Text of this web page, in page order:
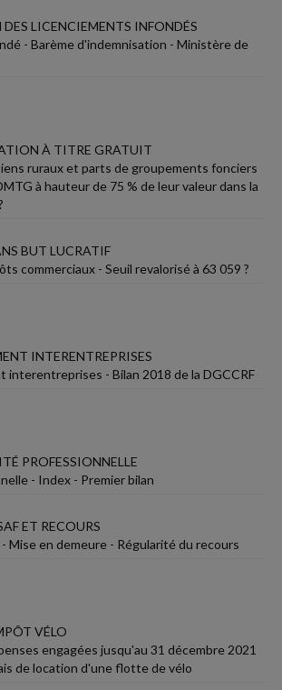
LICENCIEMENTS INFONDÉS
- Barème d'indemnisation - Ministère de
À TITRE GRATUIT
ruraux et parts de groupements fonciers
à hauteur de 75 % de leur valeur dans la
BUT LUCRATIF
commerciaux - Seuil revalorisé à 63 059 ?
INTERENTREPRISES
interentreprises - Bilan 2018 de la DGCCRF
PROFESSIONNELLE
- Index - Premier bilan
ET RECOURS
Mise en demeure - Régularité du recours
VÉLO
engagées jusqu'au 31 décembre 2021
de location d'une flotte de vélo